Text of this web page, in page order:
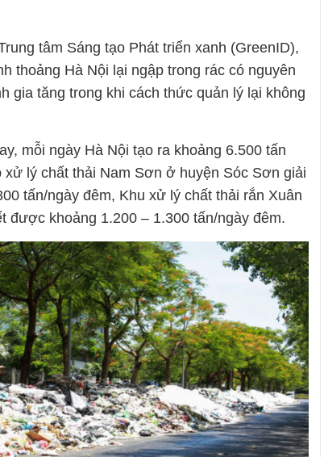
tâm Sáng tạo Phát triển xanh (GreenID),
thoảng Hà Nội lại ngập trong rác có nguyên
gia tăng trong khi cách thức quản lý lại không
mỗi ngày Hà Nội tạo ra khoảng 6.500 tấn
lý chất thải Nam Sơn ở huyện Sóc Sơn giải
tấn/ngày đêm, Khu xử lý chất thải rắn Xuân
được khoảng 1.200 – 1.300 tấn/ngày đêm.